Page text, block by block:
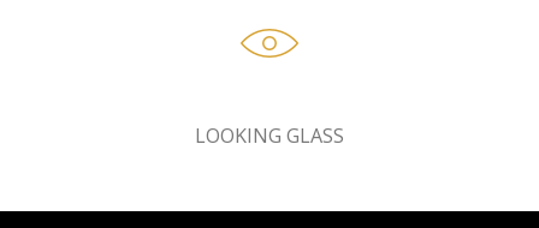
LOOKING GLASS